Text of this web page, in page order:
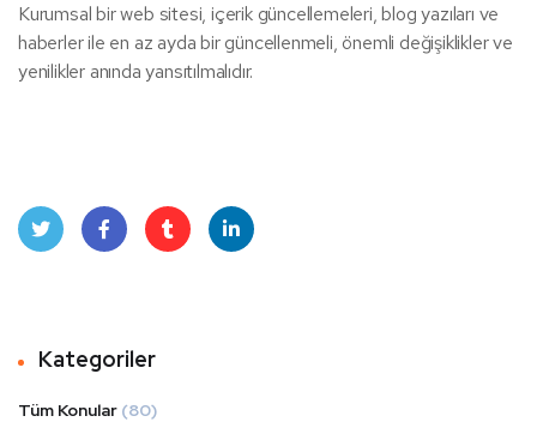
Kurumsal bir web sitesi, içerik güncellemeleri, blog yazıları ve
haberler ile en az ayda bir güncellenmeli, önemli değişiklikler ve
yenilikler anında yansıtılmalıdır.
Kategoriler
Tüm Konular (80)